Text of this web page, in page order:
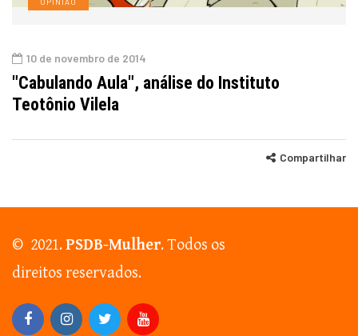
10 de novembro de 2014
"Cabulando Aula", análise do Instituto
Teotônio Vilela
Compartilhar
© 2021.PSDB-Mulher. Todos os
direitos reservados.